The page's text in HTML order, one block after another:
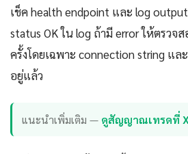
เช็ค health endpoint และ log
status OK ใน log ถ้ามี error ให้ตรวจ
ครั้งโดยเฉพาะ connection string แล
อยู่แล้ว
แนะนำเพิ่มเติม — ดูสัญญาณเทรดที่